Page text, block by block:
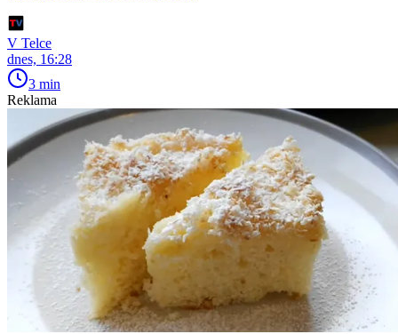
V Telce
dnes, 16:28
3 min
Reklama